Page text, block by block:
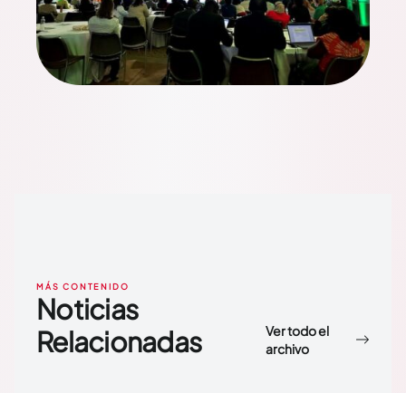
MÁS CONTENIDO
Noticias
Relacionadas
Ver todo el
archivo